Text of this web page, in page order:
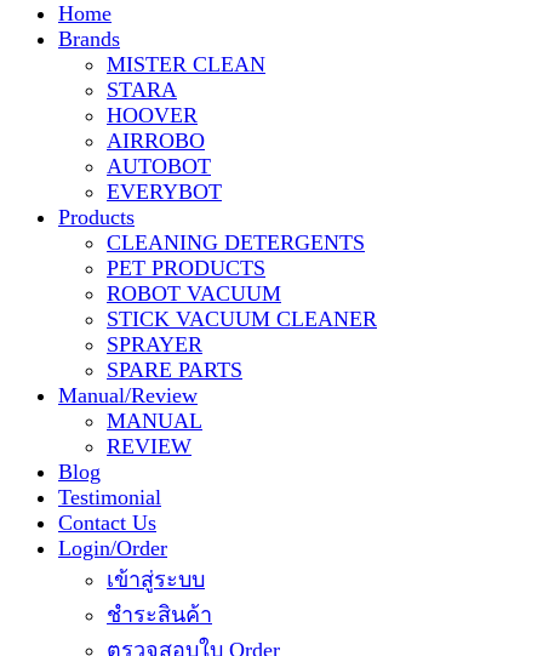
Home
Brands
MISTER CLEAN
STARA
HOOVER
AIRROBO
AUTOBOT
EVERYBOT
Products
CLEANING DETERGENTS
PET PRODUCTS
ROBOT VACUUM
STICK VACUUM CLEANER
SPRAYER
SPARE PARTS
Manual/Review
MANUAL
REVIEW
Blog
Testimonial
Contact Us
Login/Order
เข้าสู่ระบบ
ชำระสินค้า
ตรวจสอบใบ Order